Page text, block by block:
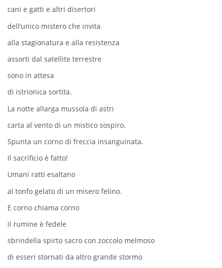
cani e gatti e altri disertori
dell’unico mistero che invita
alla stagionatura e alla resistenza
assorti dal satellite terrestre
sono in attesa
di istrionica sortita.
La notte allarga mussola di astri
carta al vento di un mistico sospiro.
Spunta un corno di freccia insanguinata.
Il sacrificio è fatto!
Umani ratti esaltano
al tonfo gelato di un misero felino.
E corno chiama corno
il rumine è fedele
sbrindella spirto sacro con zoccolo melmoso
di esseri stornati da altro grande stormo